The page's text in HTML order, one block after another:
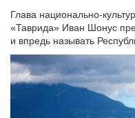
Глава национально-
«Таврида» Иван Шонус
и впредь называть